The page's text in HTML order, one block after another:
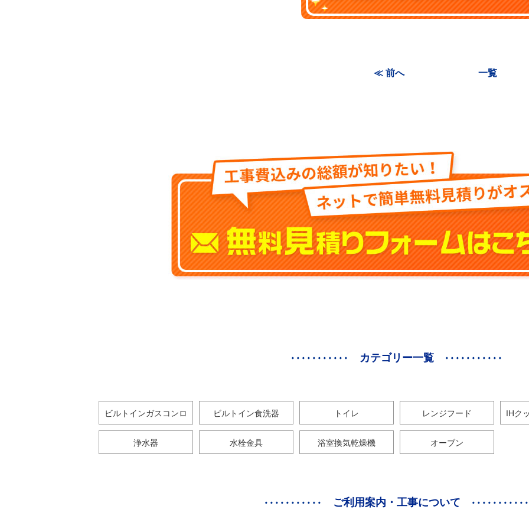
≪ 前へ 一覧
カテゴリー一覧
ビルトインガスコンロ ビルトイン食洗器 トイレ レンジフード IHク
浄水器 水栓金具 浴室換気乾燥機 オーブン
ご利用案内・工事について